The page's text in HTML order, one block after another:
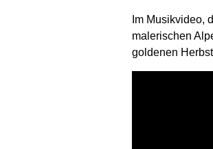
Im Musikvideo,
malerischen
goldenen